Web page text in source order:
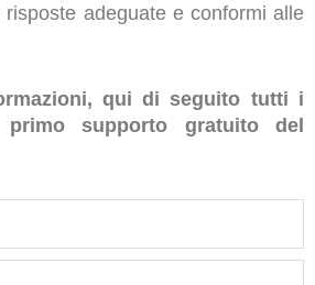
risposte adeguate e conformi alle
qui di seguito tutti i
supporto gratuito del